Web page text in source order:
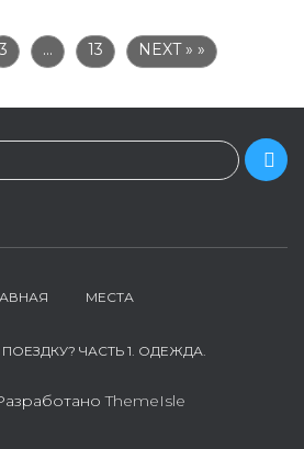
3 … 13 NEXT »
МЕСТА
ЧАСТЬ 1. ОДЕЖДА.
ThemeIsle